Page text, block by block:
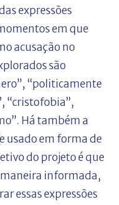
expressões
em que
acusação no
são
“politicamente
“cristofobia”,
Há também a
usado em forma de
do projeto é que
maneira informada,
essas expressões